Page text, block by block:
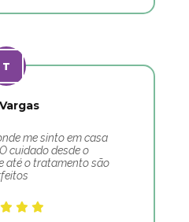
me sinto em casa
cuidado desde o
até o tratamento são